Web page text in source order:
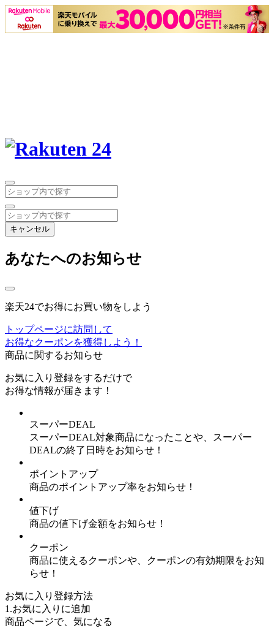
キャンセル
あなたへのお知らせ
楽天24でお得にお買い物をしよう
トップページに訪問して
お得なクーポンを獲得しよう！
商品に関するお知らせ
お気に入り登録をするだけで
お得な情報が届きます！
スーパーDEAL
スーパーDEAL対象商品になったことや、スーパー
DEALの終了日時をお知らせ！
ポイントアップ
商品のポイントアップ率をお知らせ！
値下げ
商品の値下げ金額をお知らせ！
クーポン
商品に使えるクーポンや、クーポンの有効期限をお知
らせ！
お気に入り登録方法
1.お気に入りに追加
商品ページで、気になる